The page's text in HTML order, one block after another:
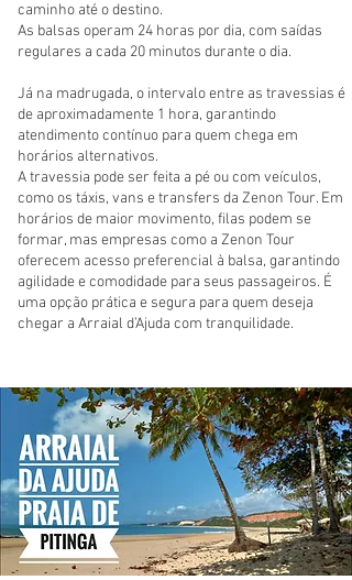
caminho até o destino.
As balsas operam 24 horas por dia, com saídas
regulares a cada 20 minutos durante o dia.
Já na madrugada, o intervalo entre as travessias é
de aproximadamente 1 hora, garantindo
atendimento contínuo para quem chega em
horários alternativos.
A travessia pode ser feita a pé ou com veículos,
como os táxis, vans e transfers da Zenon Tour. Em
horários de maior movimento, filas podem se
formar, mas empresas como a Zenon Tour
oferecem acesso preferencial à balsa, garantindo
agilidade e comodidade para seus passageiros. É
uma opção prática e segura para quem deseja
chegar a Arraial d’Ajuda com tranquilidade.